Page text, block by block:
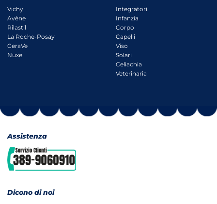
Vichy
Avène
Rilastil
La Roche-Posay
CeraVe
Nuxe
Integratori
Infanzia
Corpo
Capelli
Viso
Solari
Celiachia
Veterinaria
Assistenza
Dicono di noi